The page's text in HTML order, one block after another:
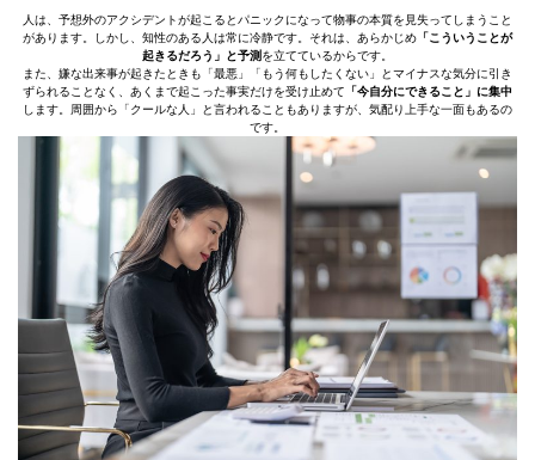
人は、予想外のアクシデントが起こるとパニックになって物事の本質を見失ってしまうこと
があります。しかし、知性のある人は常に冷静です。それは、あらかじめ 「こういうことが
起きるだろう」と予測を立てているからです。
また、嫌な出来事が起きたときも「最悪」「もう何もしたくない」とマイナスな気分に引き
ずられることなく、あくまで起こった事実だけを受け止めて 「今自分にできること」に集中
します。周囲から「クールな人」と言われることもありますが、気配り上手な一面もあるの
です。